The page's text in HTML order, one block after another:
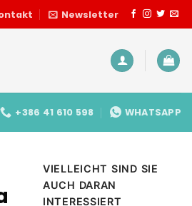
Newsletter
+386 41 610 598 WHATSAPP
VIELLEICHT SIND SIE
AUCH DARAN
INTERESSIERT